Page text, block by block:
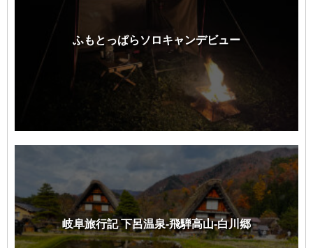
ふもとっぱらソロキャンデビュー
岐阜旅行記 下呂温泉-飛騨高山-白川郷